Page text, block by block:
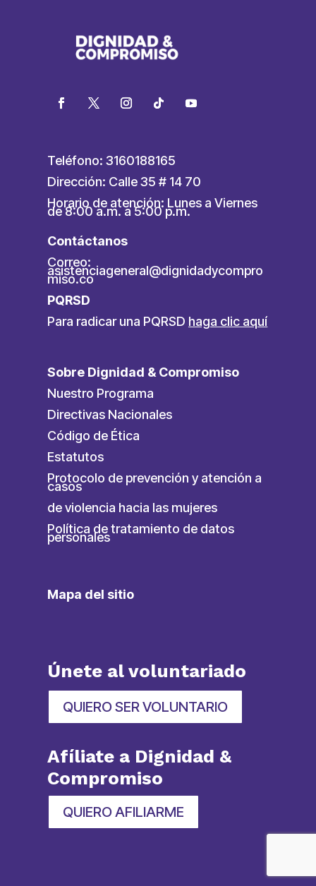
Teléfono: 3160188165
Dirección: Calle 35 # 14 70
Horario de atención: Lunes a Viernes
de 8:00 a.m. a 5:00 p.m.
Contáctanos
Correo:
asistenciageneral@dignidadycompro
miso.co
PQRSD
Para radicar una PQRSD haga clic aquí
Sobre Dignidad & Compromiso
Nuestro Programa
Directivas Nacionales
Código de Ética
Estatutos
Protocolo de prevención y atención a
casos
de violencia hacia las mujeres
Política de tratamiento de datos
personales
Mapa del sitio
Únete al voluntariado
QUIERO SER VOLUNTARIO
Afíliate a Dignidad &
Compromiso
QUIERO AFILIARME